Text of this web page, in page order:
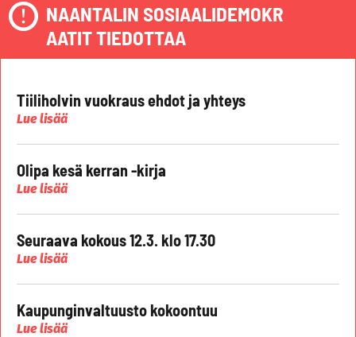
NAANTALIN SOSIAALIDEMOKR
AATIT TIEDOTTAA
Tiiliholvin vuokraus ehdot ja yhteys
Lue lisää
Olipa kesä kerran -kirja
Lue lisää
Seuraava kokous 12.3. klo 17.30
Lue lisää
Kaupunginvaltuusto kokoontuu
Lue lisää